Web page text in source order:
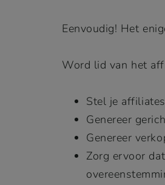
Eenvoudig! Het
Word lid van het
Stel je
Genereer
Genereer
Zorg ervoor